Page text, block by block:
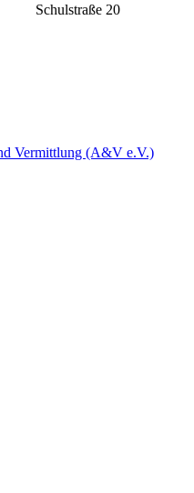
Schulstraße 20
Vermittlung (A&V e.V.)